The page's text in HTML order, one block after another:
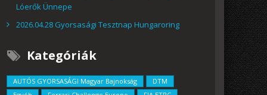
Lóerők Ünnepe
2026.04.28 Gyorsasági Tesztnap Hungaroring
Kategóriák
AUTÓS GYORSASÁGI Magyar Bajnokság
DTM